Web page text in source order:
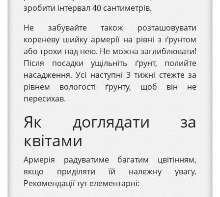
зробити інтервал 40 сантиметрів.
Не забувайте також розташовувати
кореневу шийку армерії на рівні з ґрунтом
або трохи над нею. Не можна заглиблювати!
Після посадки ущільніть ґрунт, полийте
насадження. Усі наступні 3 тижні стежте за
рівнем вологості ґрунту, щоб він не
пересихав.
Як доглядати за
квітами
Армерія радуватиме багатим цвітінням,
якщо приділяти їй належну увагу.
Рекомендації тут елементарні: